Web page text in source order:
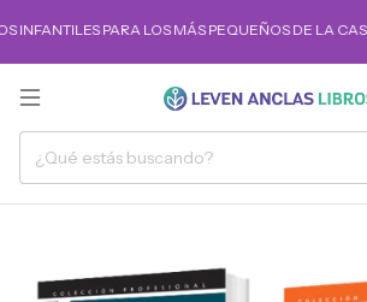
INFANTILES PARA LOS MÁS PEQUEÑOS DE LA CASA